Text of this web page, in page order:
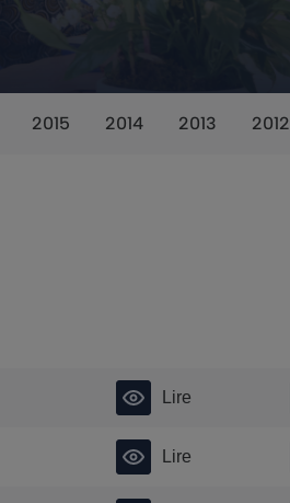
2015 2014 2013 2012
Lire
Lire